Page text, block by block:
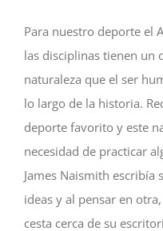
Para nuestro deporte el
las disciplinas tienen un
naturaleza que el ser
lo largo de la historia.
deporte favorito y este
necesidad de practicar
James Naismith escribía
ideas y al pensar en
cesta cerca de su